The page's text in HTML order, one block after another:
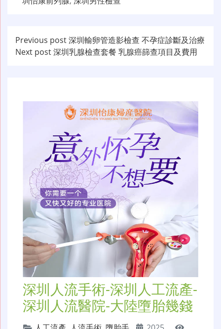
文
章
航
Previous post深圳輸卵管造影檢查 不孕症診斷及治療
Next post深圳乳腺檢查套餐 乳腺癌篩查項目及費用
深圳人流手術-深圳人工流產-
深圳人流醫院-大陸墮胎幾錢